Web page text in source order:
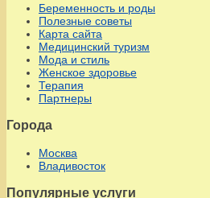
Беременность и роды
Полезные советы
Карта сайта
Медицинский туризм
Мода и стиль
Женское здоровье
Терапия
Партнеры
Города
Москва
Владивосток
Популярные услуги